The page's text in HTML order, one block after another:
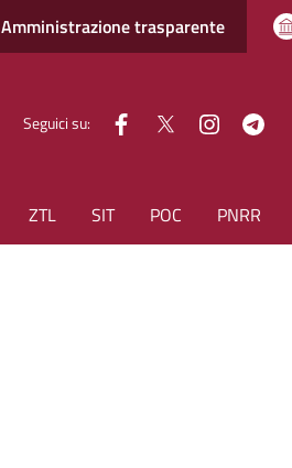
Amministrazione trasparente
Seguici su: facebook
Twitter instagram
ZTL SIT POC PNRR